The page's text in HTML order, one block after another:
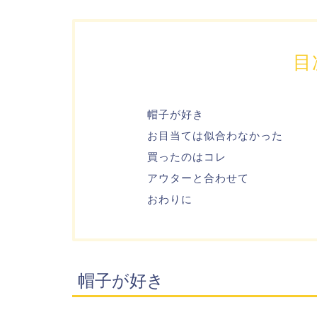
目
帽子が好き
お目当ては似合わなかった
買ったのはコレ
アウターと合わせて
おわりに
帽子が好き